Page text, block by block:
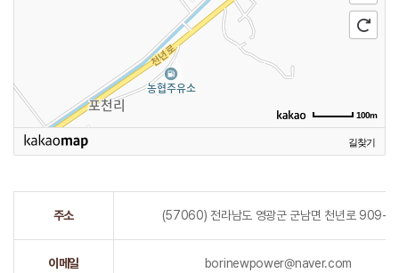
100m
길찾기
주소 (57060) 전라남도 영광군 군남면 천년로 909-7
이메일 borinewpower@naver.com